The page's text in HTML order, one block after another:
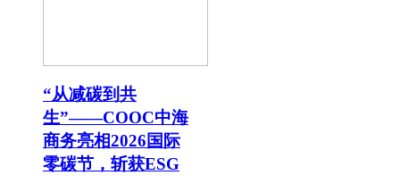
“从减碳到共
生”——COOC中海
商务亮相2026国际
零碳节，斩获ESG